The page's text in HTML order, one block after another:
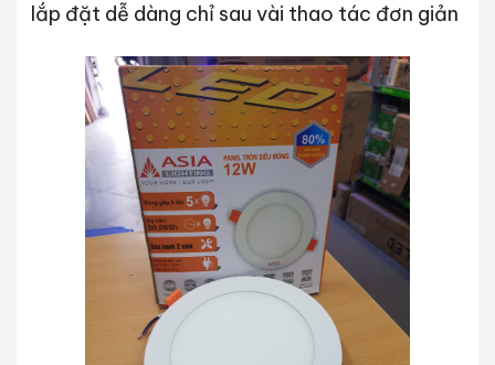
lắp đặt dễ dàng chỉ sau vài thao tác đơn giản